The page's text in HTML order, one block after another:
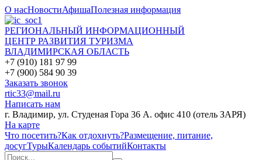
О насНовостиАфишаПолезная информация
РЕГИОНАЛЬНЫЙ ИНФОРМАЦИОННЫЙ
ЦЕНТР РАЗВИТИЯ ТУРИЗМА
ВЛАДИМИРСКАЯ ОБЛАСТЬ
+7 (910) 181 97 99
+7 (900) 584 90 39
Заказать звонок
rtic33@mail.ru
Написать нам
г. Владимир, ул. Студеная Гора 36 А. офис 410 (отель ЗАРЯ)
На карте
Что посетить?Как отдохнуть?Размещение, питание,
досугТурыКалендарь событийКонтакты